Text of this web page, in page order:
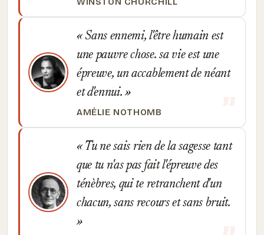
Sans ennemi, l'être humain est
une pauvre chose. sa vie est une
épreuve, un accablement de néant
et d'ennui.
AMÉLIE NOTHOMB
Tu ne sais rien de la sagesse tant
que tu n'as pas fait l'épreuve des
ténèbres, qui te retranchent d'un
chacun, sans recours et sans bruit.